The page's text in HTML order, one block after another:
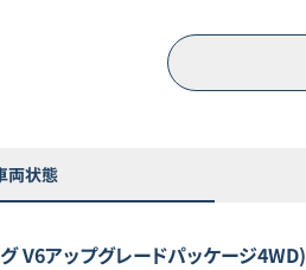
両状態
V6アップグレードパッケージ4WD)